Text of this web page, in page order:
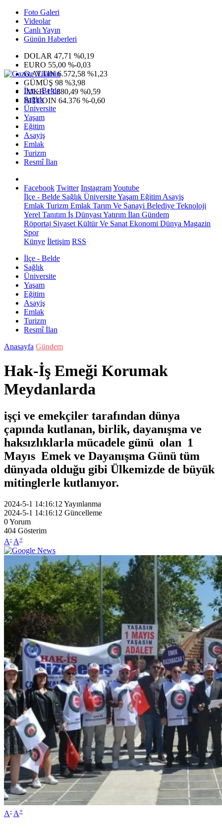
Foto Galeri
Videolar
Canlı Yayın
Günün Haberleri
DOLAR 47,71 %0,19
EURO 55,00 %-0,03
G.ALTIN6.572,58 %1,23
GÜMÜŞ 98 %3,98
IMKB13.880,49 %0,59
BITCOIN 64.376 %-0,60
İlçe - Belde
Sağlık
Üniversite
Yaşam
Eğitim
Asayiş
Emlak
Turizm
Resmî İlan
Facebook Twitter InstagramYoutube
İlçe - Belde Sağlık ÜniversiteYaşam Eğitim Asayiş
Emlak Turizm Emlak Tarım Ve Sanayi Belediye Teknoloji
Yerel Tanıtım İş Dünyası Yatırım İlan Gündem
Röportaj Siyaset Kültür Ve Sanat Ekonomi Dünya Magazin
Spor
Künye İletişim RSS
İlçe - Belde
Sağlık
Üniversite
Yaşam
Eğitim
Asayiş
Emlak
Turizm
Resmî İlan
Anasayfa Gündem
Hak-İş Emeği Korumak
Meydanlarda
işçi ve emekçiler tarafından dünya
çapında kutlanan, birlik, dayanışma ve
haksızlıklarla mücadele günü olan 1
Mayıs Emek ve Dayanışma Günü tüm
dünyada olduğu gibi Ülkemizde de büyük
mitinglerle kutlanıyor.
2024-5-1 14:16:12 Yayınlanma
2024-5-1 14:16:12 Güncelleme
0Yorum
404 Gösterim
A- A+
A- A+